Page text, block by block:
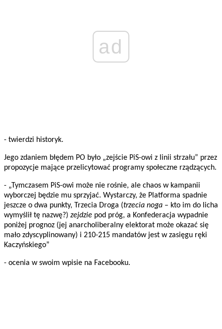
ad
- twierdzi historyk.
Jego zdaniem błędem PO było „zejście PiS-owi z linii strzału” przez
propozycje mające przelicytować programy społeczne rządzących.
- „Tymczasem PiS-owi może nie rośnie, ale chaos w kampanii
wyborczej będzie mu sprzyjać. Wystarczy, że Platforma spadnie
jeszcze o dwa punkty, Trzecia Droga (trzecia noga – kto im do licha
wymyślił tę nazwę?) zejdzie pod próg, a Konfederacja wypadnie
poniżej prognoz (jej anarcholiberalny elektorat może okazać się
mało zdyscyplinowany) i 210-215 mandatów jest w zasięgu ręki
Kaczyńskiego”
- ocenia w swoim wpisie na Facebooku.